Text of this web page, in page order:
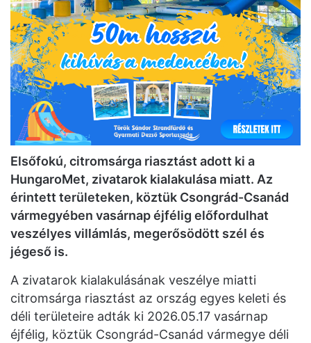
Elsőfokú, citromsárga riasztást adott ki a
HungaroMet, zivatarok kialakulása miatt. Az
érintett területeken, köztük Csongrád-Csanád
vármegyében vasárnap éjfélig előfordulhat
veszélyes villámlás, megerősödött szél és
jégeső is.
A zivatarok kialakulásának veszélye miatti
citromsárga riasztást az ország egyes keleti és
déli területeire adták ki 2026.05.17 vasárnap
éjfélig, köztük Csongrád-Csanád vármegye déli